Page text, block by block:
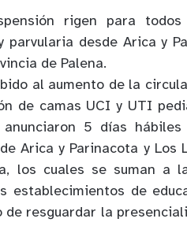
rigen para
parvularia desde Arica y
de Palena.
al aumento de la
de camas UCI y UTI
anunciaron 5 días
Arica y Parinacota y Los
los cuales se suman a
establecimientos de
de resguardar la